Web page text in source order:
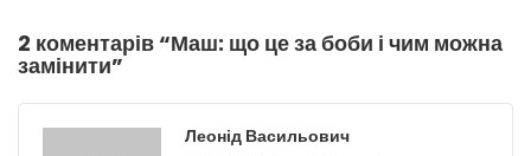
2 коментарів “Маш: що це за боби і чим можна
замінити”
Леонід Васильович